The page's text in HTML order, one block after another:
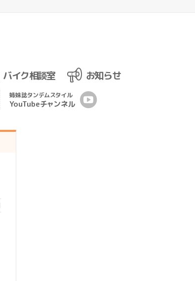
バイク相談室
お知らせ
姉妹誌タンデムスタイル
YouTubeチャンネル